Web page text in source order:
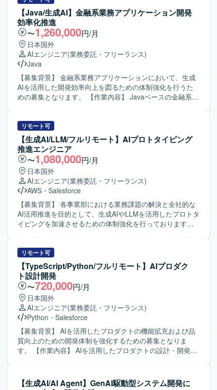
から、AI/LLMアプリケーションの開発、テストおよび評価
までを一貫してご担当いただきます。既存プロジェクトの
引き継ぎを行い、その後の継続開発や改善対応を実施して
いただきます。また、クライアントの運用方針やプロセス
に沿った形でプロジェクトを推進し、要望の整理や調整を
行いながら開発を進めていただきます。 【求める人物像】
AI/LLM技術への関心が高く、新しいツールや手法を主体的
にキャッチアップしながら開発を推進できる方を求めてい
ます。ローカル環境構築やAIテスト・評価までを自走でき
る技術力に加え、既存プロジェクトへのスムーズなキャッ
課題を整理し、柔軟かつ主体的に行動できる方が望ましい
です。 【ポジションの魅力】 大手通信キャリア系サービス
において、生成AIやLLMを活用したアプリケーション開発
に深く関わることができるポジションです。利用環境やセ
キュリティ要件などの制約がある中で、AI駆動開発の実現
に向けた技術検証や課題解決に取り組むことで、実践的な
知見を蓄積できます。Difyをはじめとした最新のAI開発ツー
ルや評価手法を活用しながら、AIエンジニアとしてのスキ
ルを高めていただけます。 【開発環境】 Difyや各種LLMを
用いた生成AIアプリケーション開発環境を利用いたしま
す。ローカル開発環境上での実装・検証を行い、AIテスト
ケーションの機能拡張や改善に取り組んでいただきます。
【Java/生成AI】金融系業務アプリケーション開発
効率化推進
〜1,260,000円/月
日本国外
AIエンジニア(業務委託・フリーランス)
Java
【募集背景】 金融系業務アプリケーションにおいて、生成
AIを活用した開発効率向上を図るための体制強化を行うた
めの募集となります。 【作業内容】 Javaベースの金融系業
やレビュー支援など、開発効率化施策の実装を推進してい
ただきます。また、PMやチームリーダーの補佐として、タ
スク管理やチーム内外との連携を行っていただきます。
【求める人物像】 新しい技術やツールを積極的に取り入
れ、自ら工夫して開発プロセスを改善していける方を求め
ています。チームメンバーと円滑にコミュニケーションを
取りながら、周囲と協力してプロジェクトを前に進められ
る方が望ましいです。 【ポジションの魅力】 金融系の安定
した領域で、生成AIを実務開発に組み込む先進的な取り組
みに関わることができます。設計から実装までを主導しつ
つ、マネジメント補佐も経験できるため、テックリードや
環境において、生成AIツール（OpenAI系・Copilot等）や
CI/CDツールを組み合わせた開発プロセスを想定していま
す。
リモート可
【生成AI/LLM/フルリモート】AIプロトタイピング
推進エンジニア
〜1,080,000円/月
日本国外
AIエンジニア(業務委託・フリーランス)
AWS ・ Salesforce
【募集背景】 各事業部における業務課題の解決と全社的な
AI活用推進を目的として、生成AIやLLMを活用したプロトタ
イピングを加速させるための体制強化を行っております。
生成AIやLLMを活用したPoCの設計や、RAGやAIエージェ
ントを用いたプロトタイプ開発を担当していただきます。
あわせて、技術選定や検証設計、評価指標の設定およびレ
ポーティングも行っていただきます。 【求める人物像】 事
業部門と協働しながら課題の本質を見極め、自ら主体的に
要件定義からプロトタイピングまで推進できる方を求めて
おります。新しい技術やツールへのキャッチアップが速
く、仮説検証を高速に回しながら価値提供につなげられる
方が望ましいです。 【ポジションの魅力】 全社横断で複数
の事業部と関わりながら、0→1フェーズのAIプロダクト創
出に深く関与していただけます。生成AIやLLM、RAG、AI
業務改善や新しいビジネス価値の創出に貢献していただけ
リモート可
【TypeScript/Python/フルリモート】AIプロダク
ト設計開発
〜720,000円/月
日本国外
AIエンジニア(業務委託・フリーランス)
Python ・ Salesforce
【募集背景】 AIを活用したプロダクトの機能拡充および品
質向上のための開発体制を強化するための募集となりま
す。 【作業内容】 AIを活用したプロダクトの設計・開発を
くスタイルとなります。設計、開発、テスト、リリースま
【生成AI/AI Agent】GenAI駆動型システム開発に